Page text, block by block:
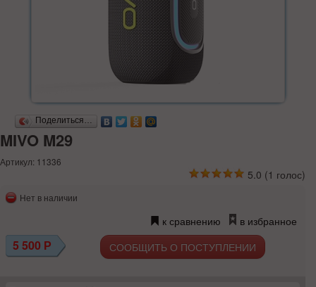
Поделиться…
MIVO M29
Артикул: 11336
5.0 (1 голос)
Нет в наличии
к сравнению в избранное
5 500 Р СООБЩИТЬ О ПОСТУПЛЕНИИ